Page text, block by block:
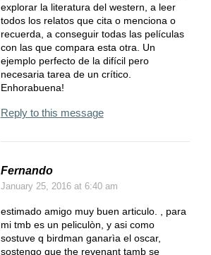
explorar la literatura del western, a leer
todos los relatos que cita o menciona o
recuerda, a conseguir todas las películas
con las que compara esta otra. Un
ejemplo perfecto de la difícil pero
necesaria tarea de un crítico.
Enhorabuena!
Reply to this message
Fernando
January 25, 2016at 6:40 am
estimado amigo muy buen articulo. , para
mi tmb es un peliculòn, y asi como
sostuve q birdman ganarìa el oscar,
sostengo que the revenant tamb se